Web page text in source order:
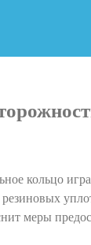
кольцо
меры